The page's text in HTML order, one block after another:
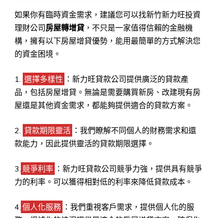
如果你有臨時資金需求，建議您可以找新竹新力旺投資
理財公司 房屋轉增貸 ，不只是一家值得信賴的金融機
構，擁有以下房屋增貸優勢，能用最簡單的方式解決您
的資金困境。
1. 選擇多樣性 ：新力旺貸款公司提供廣泛的貸款產
品，包括房屋增貸。無論是需要購買新房、改建現有房
屋還是其他資金需求，都能夠提供適合的貸款方案。
2. 貸款期限靈活 ：我們瞭解不同個人的財務需求和還
款能力，因此提供靈活的貸款期限選擇。
3. 競爭利率 ：新力旺貸款公司競爭力強，提供具有競爭
力的利率。可以獲得相對低的利率來降低貸款成本。
4. 個人化服務 ：我們重視客戶需求，提供個人化的服